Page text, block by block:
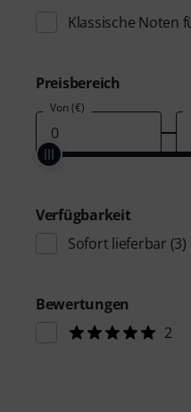
Klassische Noten
Preisbereich
Von (€)
Verfügbarkeit
Sofort lieferbar (3)
Bewertungen
2